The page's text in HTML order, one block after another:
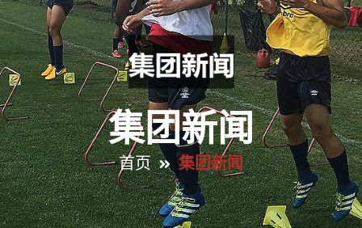
集团新闻
首页 集团新闻